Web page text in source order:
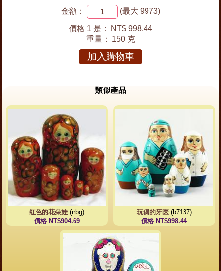
金額： (最大 9973)
價格 1 是：
NT$ 998.44
重量： 150 克
加入購物車
類似產品
红色的花朵娃 (rrbg)
價格 NT$904.69
玩偶的牙医(b7137)
價格 NT$998.44